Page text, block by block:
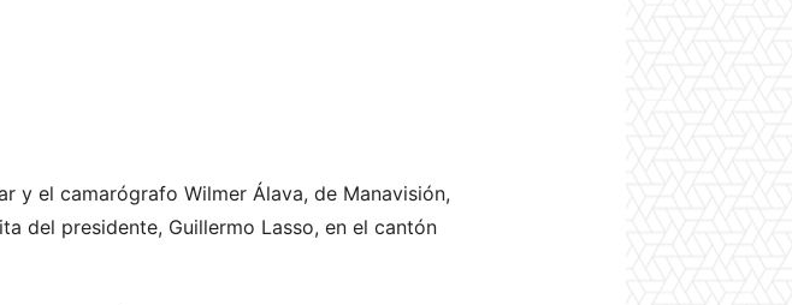
y el camarógrafo Wilmer Álava, de Manavisión,
del presidente, Guillermo Lasso, en el cantón